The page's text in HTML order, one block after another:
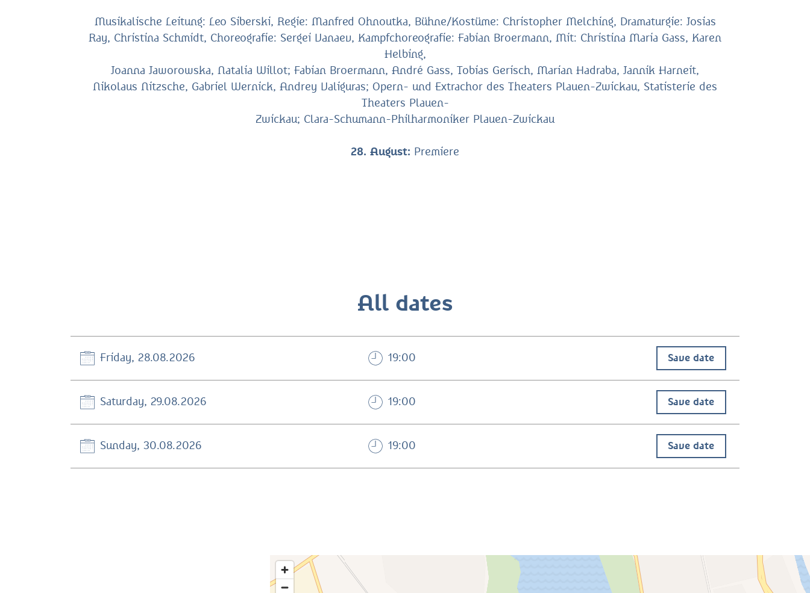
Musikalische Leitung: Leo Siberski, Regie: Manfred Ohnoutka, Bühne/Kostüme: Christopher Melching, Dramaturgie: Josias
Ray, Christina Schmidt, Choreografie: Sergei Vanaev, Kampfchoreografie: Fabian Broermann, Mit: Christina Maria Gass, Karen
Helbing,
Joanna Jaworowska, Natalia Willot; Fabian Broermann, André Gass, Tobias Gerisch, Marian Hadraba, Jannik Harneit,
Nikolaus Nitzsche, Gabriel Wernick, Andrey Valiguras; Opern- und Extrachor des Theaters Plauen-Zwickau, Statisterie des
Theaters Plauen-
Zwickau; Clara-Schumann-Philharmoniker Plauen-Zwickau
28. August: Premiere
All dates
Friday, 28.08.2026 19:00 Save date
Saturday, 29.08.2026 19:00 Save date
Sunday, 30.08.2026 19:00 Save date